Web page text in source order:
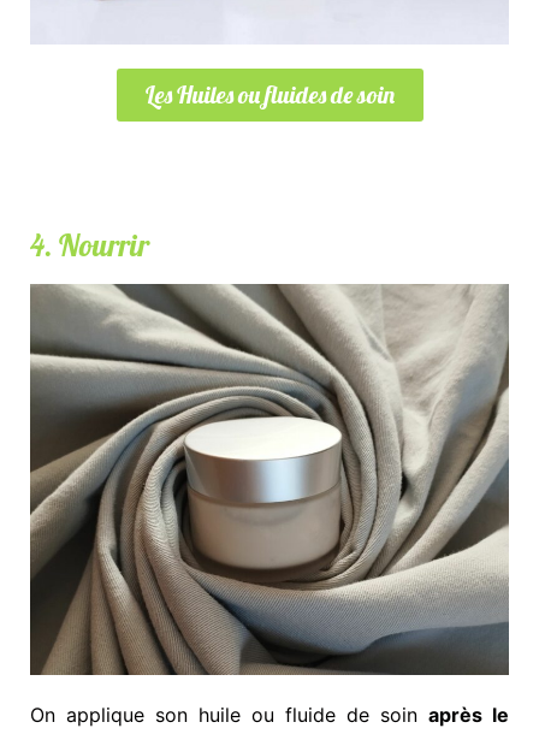
Les Huiles ou fluides de soin
4. Nourrir
On applique son huile ou fluide de soin après le